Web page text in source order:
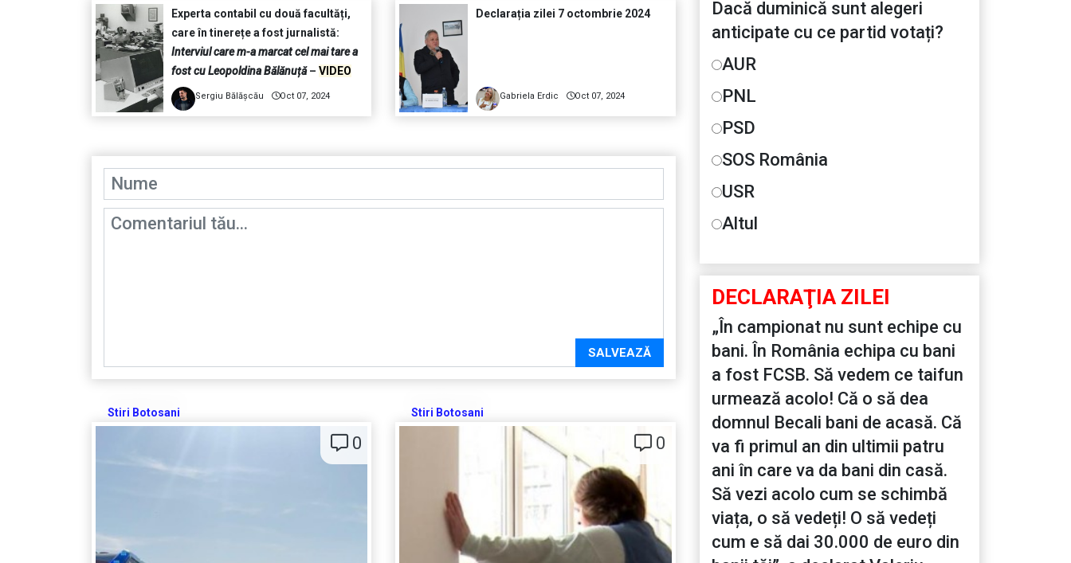
Experta contabil cu două facultăți,
care în tinerețe a fost jurnalistă:
Interviul care m-a marcat cel mai tare a
fost cu Leopoldina Bălănuță–VIDEO
Sergiu Bălășcău Oct 07, 2024
Declarația zilei 7 octombrie 2024
Gabriela Erdic Oct 07, 2024
SALVEAZĂ
Stiri Botosani
0
Stiri Botosani
0
Dacă duminică sunt alegeri
anticipate cu ce partid votați?
AUR
PNL
PSD
SOS România
USR
Altul
DECLARAŢIA ZILEI
„În campionat nu sunt echipe cu
bani. În România echipa cu bani
a fost FCSB. Să vedem ce taifun
urmează acolo! Că o să dea
domnul Becali bani de acasă. Că
va fi primul an din ultimii patru
ani în care va da bani din casă.
Să vezi acolo cum se schimbă
viața, o să vedeți! O să vedeți
cum e să dai 30.000 de euro din